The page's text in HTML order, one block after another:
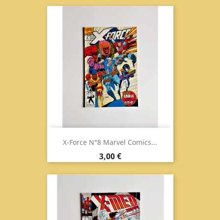
X-Force N°8 Marvel Comics...
Prix
3,00 €